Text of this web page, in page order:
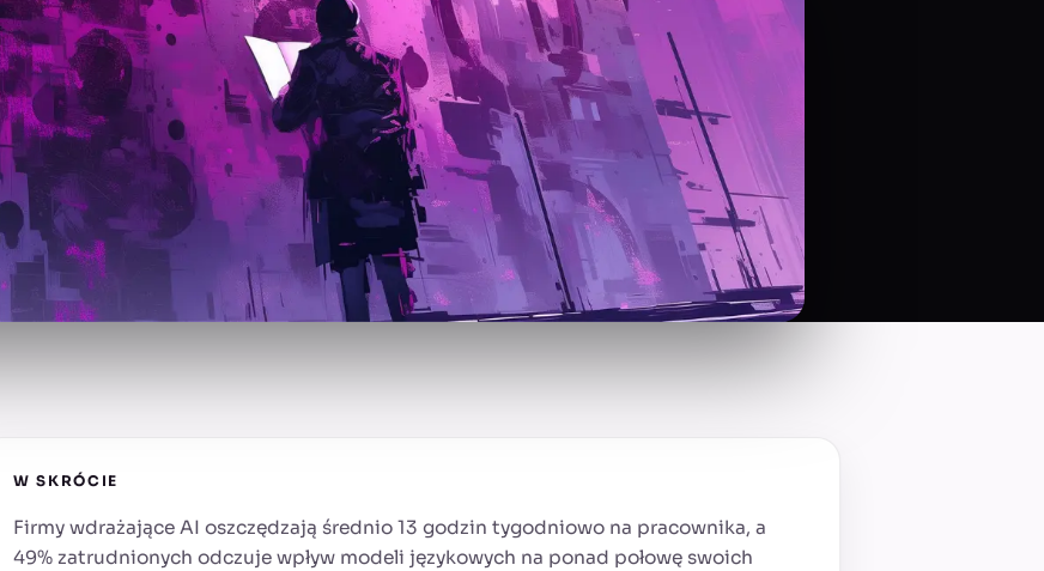
W SKRÓCIE
Firmy wdrażające AI oszczędzają średnio 13 godzin tygodniowo na pracownika, a
49% zatrudnionych odczuje wpływ modeli językowych na ponad połowę swoich